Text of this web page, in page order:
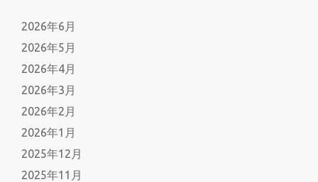
2026年6月
2026年5月
2026年4月
2026年3月
2026年2月
2026年1月
2025年12月
2025年11月